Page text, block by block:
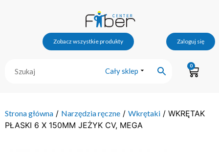
Zobacz wszystkie produkty Zaloguj się
Cały sklep
0
Strona główna / Narzędzia ręczne / Wkrętaki / WKRĘTAK
PŁASKI 6 X 150MM JEŻYK CV, MEGA